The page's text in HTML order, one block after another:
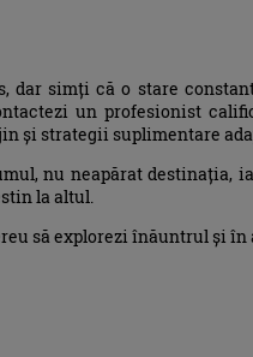
simți că o stare
un profesionist
și strategii suplimentare
nu neapărat destinația,
la altul.
să explorezi înăuntrul și în